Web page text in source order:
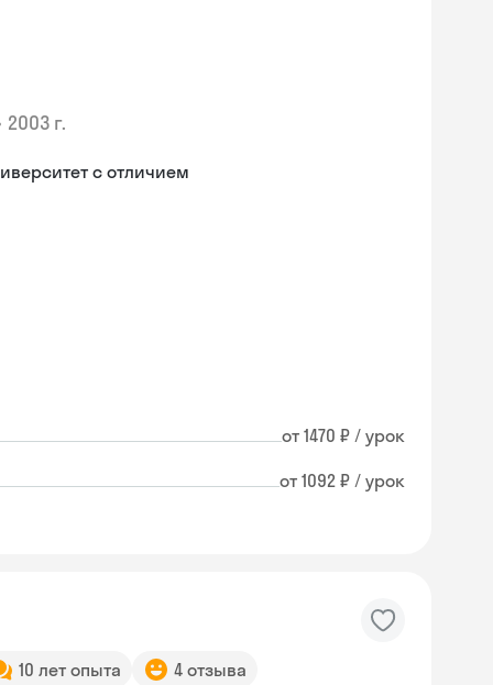
2003 г.
с отличием
от 1470 ₽ / урок
от 1092 ₽ / урок
10 лет опыта 4 отзыва